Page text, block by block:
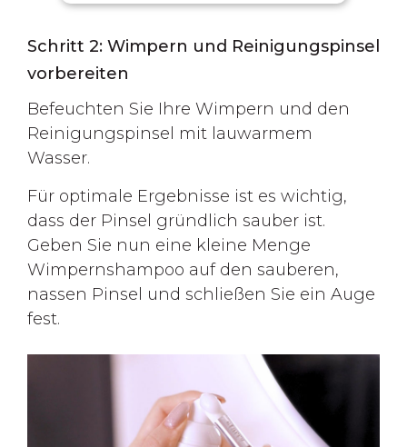
Schritt 2: Wimpern und Reinigungspinsel
vorbereiten
Befeuchten Sie Ihre Wimpern und den
Reinigungspinsel mit lauwarmem
Wasser.
Für optimale Ergebnisse ist es wichtig,
dass der Pinsel gründlich sauber ist.
Geben Sie nun eine kleine Menge
Wimpernshampoo auf den sauberen,
nassen Pinsel und schließen Sie ein Auge
fest.